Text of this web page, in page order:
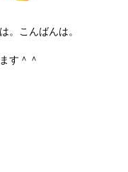
。こんばんは。
す＾＾